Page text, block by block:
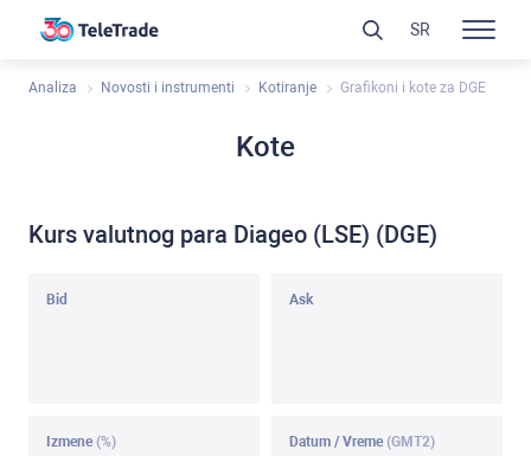
Analiza Novosti i instrumenti Kotiranje Grafikoni i kote za DGE
Kote
Kurs valutnog para Diageo (LSE) (DGE)
Bid Ask
Izmene (%) Datum / Vreme (GMT2)
SR